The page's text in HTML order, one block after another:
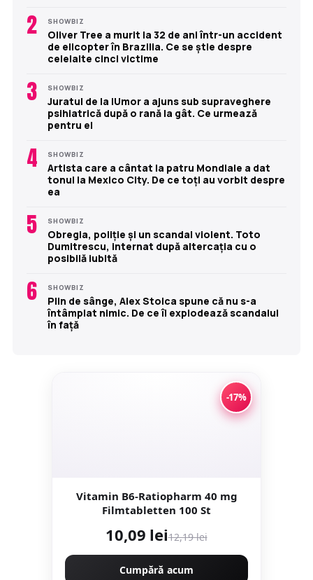
2 SHOWBIZ
Oliver Tree a murit la 32 de ani într-un accident
de elicopter în Brazilia. Ce se știe despre
celelalte cinci victime
3 SHOWBIZ
Juratul de la iUmor a ajuns sub supraveghere
psihiatrică după o rană la gât. Ce urmează
pentru el
4 SHOWBIZ
Artista care a cântat la patru Mondiale a dat
tonul la Mexico City. De ce toți au vorbit despre
ea
5 SHOWBIZ
Obregia, poliție și un scandal violent. Toto
Dumitrescu, internat după altercația cu o
posibilă iubită
6 SHOWBIZ
Plin de sânge, Alex Stoica spune că nu s-a
întâmplat nimic. De ce îi explodează scandalul
în față
-17%
Vitamin B6-Ratiopharm 40 mg
Filmtabletten 100 St
10,09 lei12,19 lei
Cumpără acum